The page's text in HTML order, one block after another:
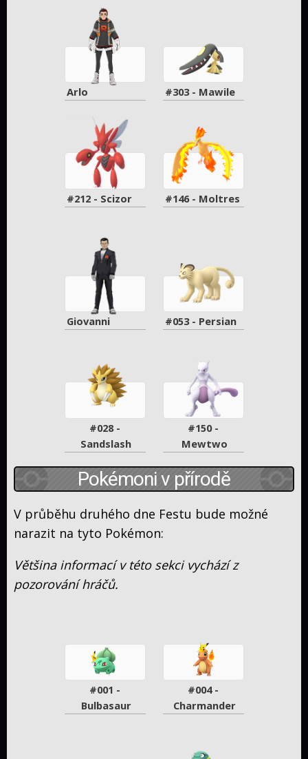
Arlo #303 - Mawile
#212 - Scizor #146 - Moltres
Giovanni #053 - Persian
#028 -
Sandslash
#150 -
Mewtwo
Pokémoni v přírodě
V průběhu druhého dne Festu bude možné
narazit na tyto Pokémon:
Většina informací v této sekci vychází z
pozorování hráčů.
#001 -
Bulbasaur
#004 -
Charmander